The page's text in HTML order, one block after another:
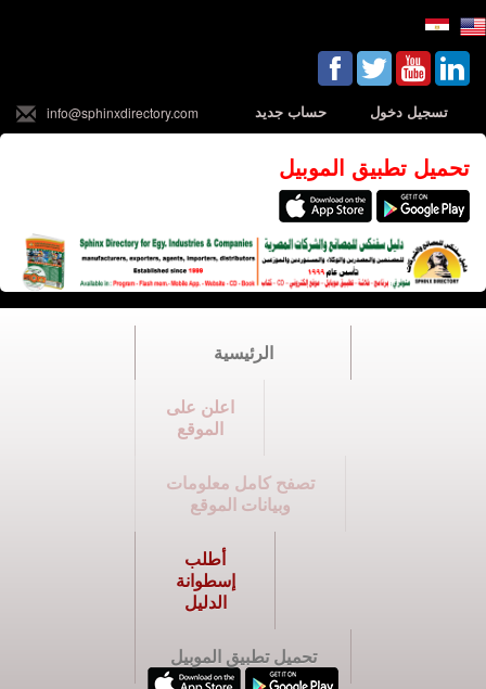
تسجيل دخول حساب جديد info@sphinxdirectory.com
تحميل تطبيق الموبيل
الرئيسية
اعلن على
الموقع
تصفح كامل معلومات
وبيانات الموقع
أطلب
إسطوانة
الدليل
تحميل تطبيق الموبيل